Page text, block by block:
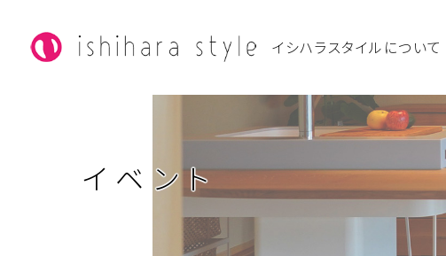
イシハラスタイルについて
イベント